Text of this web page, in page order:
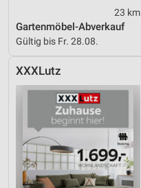
23 km
Gartenmöbel-Abverkauf
Gültig bis Fr. 28.08.
XXXLutz